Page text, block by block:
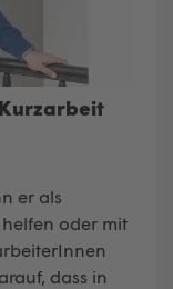
er als
oder mit
dass in